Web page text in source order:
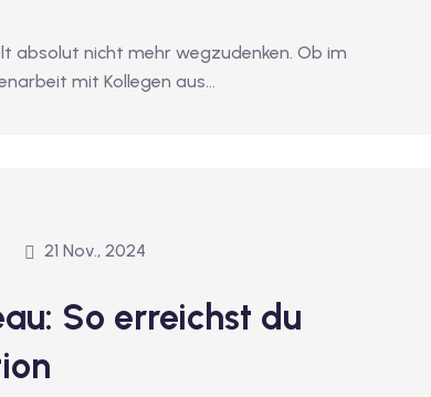
absolut nicht mehr wegzudenken. Ob im
mit Kollegen aus…
21 Nov., 2024
So erreichst du